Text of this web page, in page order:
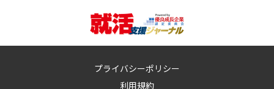
プライバシーポリシー
利用規約